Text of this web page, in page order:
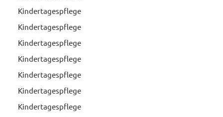
Kindertagespflege
Kindertagespflege
Kindertagespflege
Kindertagespflege
Kindertagespflege
Kindertagespflege
Kindertagespflege